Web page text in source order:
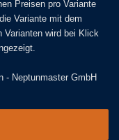
Preisen pro Variante
Variante mit dem
Varianten wird bei Klick
- Neptunmaster GmbH